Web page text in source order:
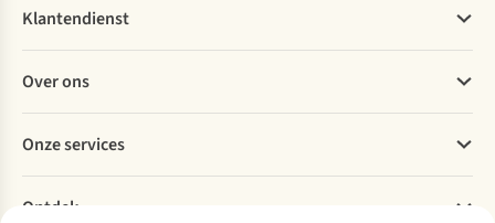
Klantendienst
Bestellen
Betalen
Levering
Retourneren
Bestelling herroepen
Over ons
Explore More
Verantwoord ondernemen
Over Ayacucho
Onze services
Ontdek